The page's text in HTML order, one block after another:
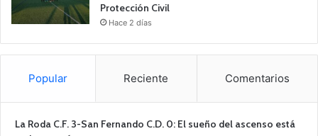
Protección Civil
Hace 2 días
Popular Reciente Comentarios
La Roda C.F. 3-San Fernando C.D. 0: El sueño del ascenso está